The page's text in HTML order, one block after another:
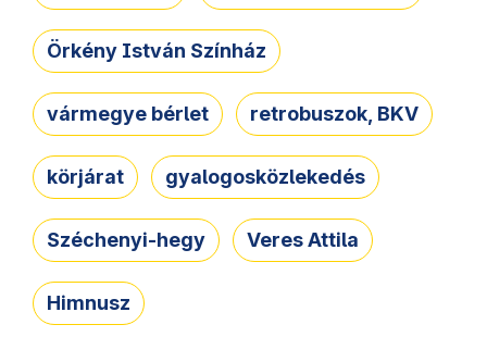
Örkény István Színház
vármegye bérlet retrobuszok, BKV
körjárat gyalogosközlekedés
Széchenyi-hegy Veres Attila
Himnusz